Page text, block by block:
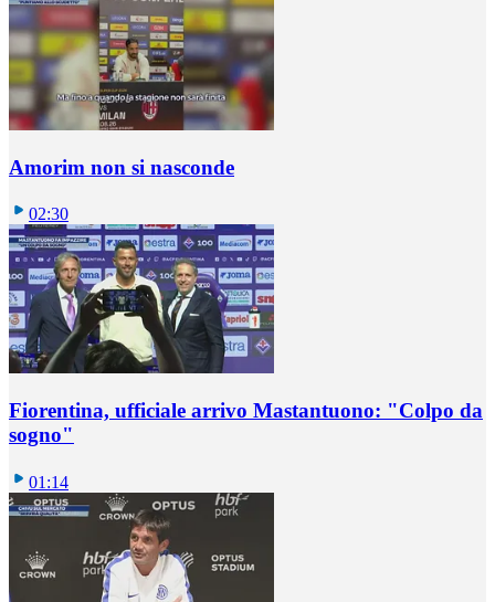
Amorim non si nasconde
02:30
Fiorentina, ufficiale arrivo Mastantuono: "Colpo da
sogno"
01:14